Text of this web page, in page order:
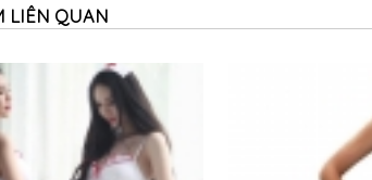
LIÊN QUAN